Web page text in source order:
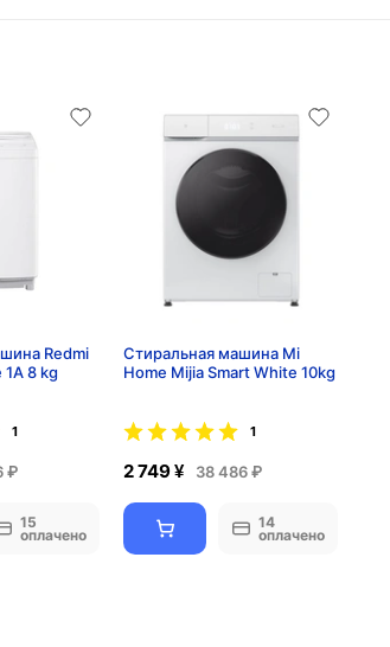
Redmi
1A 8 kg
1
₽
15
оплачено
Стиральная машина Mi
Home Mijia Smart White 10kg
1
2 749 ¥ 38 486 ₽
14
оплачено